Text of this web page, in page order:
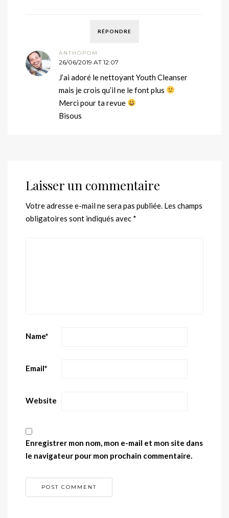
RÉPONDRE
ANTHOPOM
26/06/2019 AT 12:07
J’ai adoré le nettoyant Youth Cleanser
mais je crois qu’il ne le font plus
Merci pour ta revue
Bisous
Laisser un commentaire
Votre adresse e-mail ne sera pas publiée. Les champs
obligatoires sont indiqués avec *
Name*
Email*
Website
Enregistrer mon nom, mon e-mail et mon site dans
le navigateur pour mon prochain commentaire.